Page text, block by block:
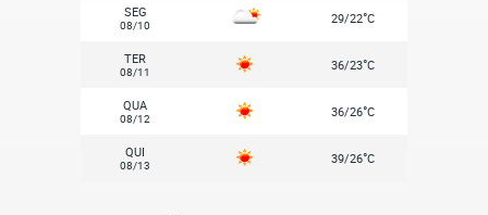
SEG
08/10 29/22°C
TER
08/11 36/23°C
QUA
08/12 36/26°C
QUI
08/13 39/26°C